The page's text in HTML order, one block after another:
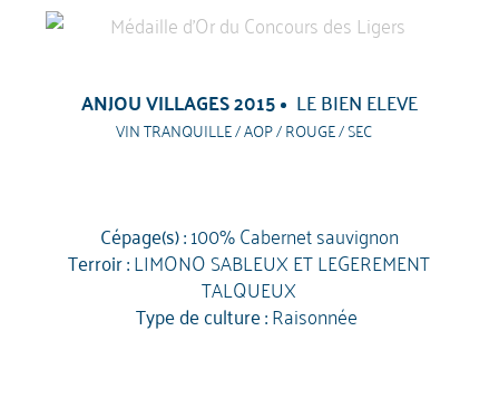
ANJOU VILLAGES 2015 LE BIEN ELEVE
VIN TRANQUILLE / AOP / ROUGE / SEC
Cépage(s) :100% Cabernet sauvignon
Terroir :LIMONO SABLEUX ET LEGEREMENT
TALQUEUX
Type de culture :Raisonnée